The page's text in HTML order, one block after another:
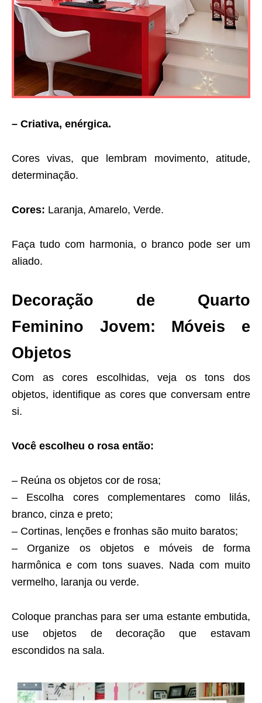
– Criativa, enérgica.
Cores vivas, que lembram movimento, atitude,
determinação.
Cores: Laranja, Amarelo, Verde.
Faça tudo com harmonia, o branco pode ser um
aliado.
Decoração de Quarto
Feminino Jovem: Móveis e
Objetos
Com as cores escolhidas, veja os tons dos
objetos, identifique as cores que conversam entre
si.
Você escolheu o rosa então:
– Reúna os objetos cor de rosa;
– Escolha cores complementares como lilás,
branco, cinza e preto;
– Cortinas, lenções e fronhas são muito baratos;
– Organize os objetos e móveis de forma
harmônica e com tons suaves. Nada com muito
vermelho, laranja ou verde.
Coloque pranchas para ser uma estante embutida,
use objetos de decoração que estavam
escondidos na sala.